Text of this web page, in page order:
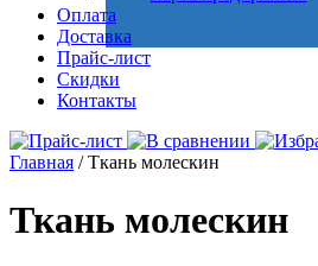
Оплата
Доставка
Прайс-лист
Скидки
Контакты
Главная / Ткань молескин
Ткань молескин